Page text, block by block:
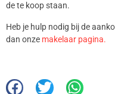
de te koop staan.
Heb je hulp nodig bij de
dan onze makelaar pagina.